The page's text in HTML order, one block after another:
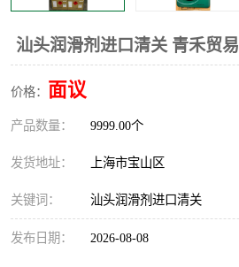
汕头润滑剂进口清关 青禾贸易
价格： 面议
产品数量： 9999.00个
发货地址： 上海市宝山区
关键词： 汕头润滑剂进口清关
发布日期： 2026-08-08